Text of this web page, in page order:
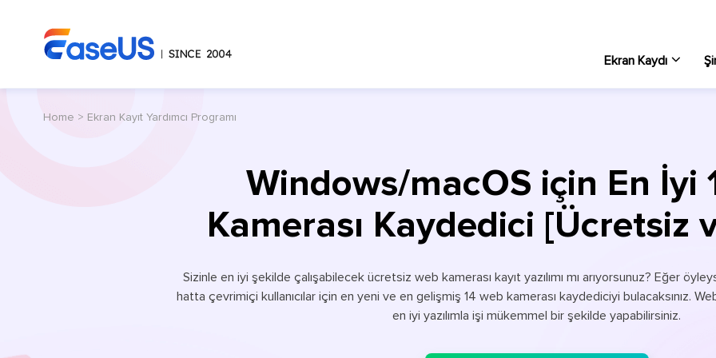
Ekran Kaydı
Home > Ekran Kayıt Yardımcı Programı
Windows/macOS için En İyi
Kamerası Kaydedici [Ücretsiz
Sizinle en iyi şekilde çalışabilecek ücretsiz web kamerası kayıt yazılımı mı arıyorsunuz? Eğer
hatta çevrimiçi kullanıcılar için en yeni ve en gelişmiş 14 web kamerası kaydediciyi bulacaksınız.
en iyi yazılımla işi mükemmel bir şekilde yapabilirsiniz.
